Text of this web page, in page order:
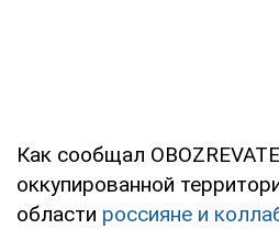
Как сообщал
оккупированной
области россияне и